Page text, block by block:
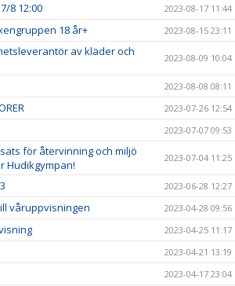
8 12:00 2023-08-17 11:44
18 år+ 2023-08-15 23:11
av kläder och
2023-08-09 10:04
2023-08-08 08:11
2023-07-26 12:54
2023-07-07 09:53
för återvinning och miljö
Hudikgympan!
2023-07-04 11:25
2023-06-28 12:27
våruppvisningen 2023-04-28 09:56
2023-04-25 11:17
2023-04-21 13:19
2023-04-17 23:04